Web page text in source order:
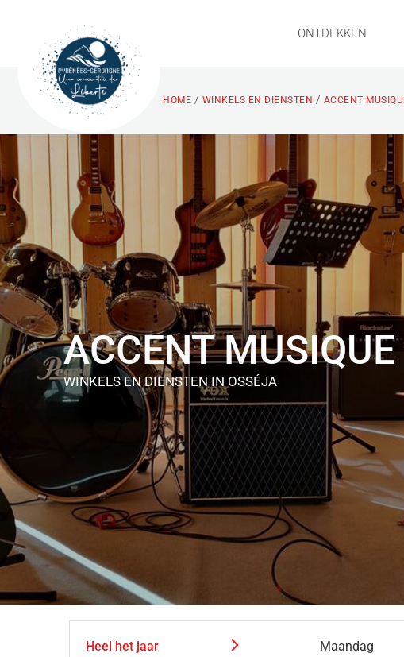
ONTDEKKEN
HOME / WINKELS EN DIENSTEN / ACCENT
ACCENT MUSIQUE
WINKELS EN DIENSTEN IN OSSÉJA
Heel het jaar Maandag